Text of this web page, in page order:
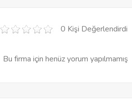
0 Kişi Değerlendirdi
Bu firma için henüz yorum yapılmamış